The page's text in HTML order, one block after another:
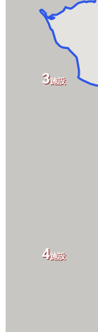
3施設
4施設